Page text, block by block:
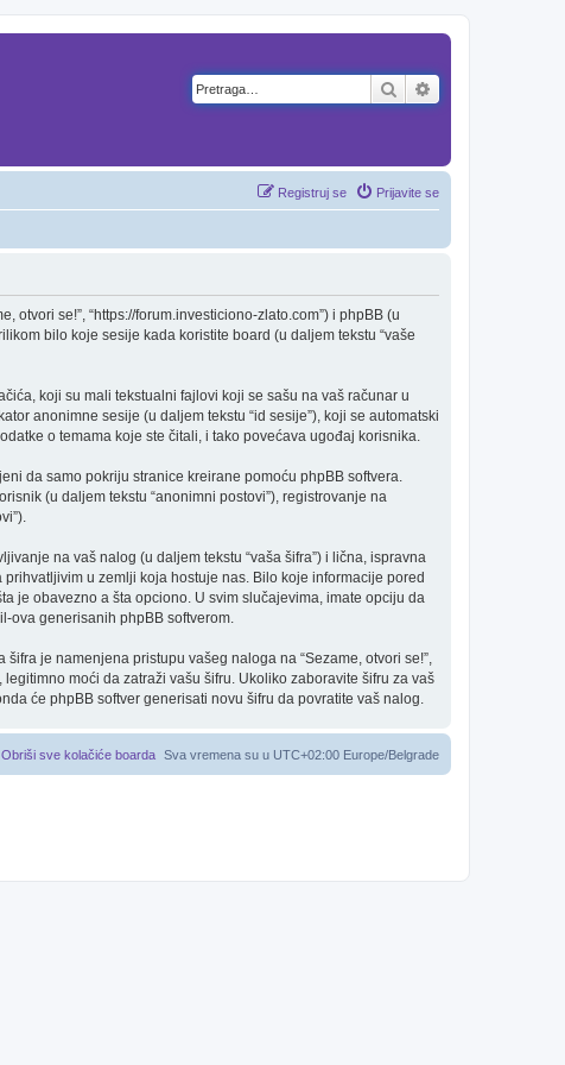
Pretraga
Prijavite se
Registruj se
otvori se!”, “https://forum.investiciono-zlato.com”) i phpBB (u
bilo koje sesije kada koristite board (u daljem tekstu “vaše
koji su mali tekstualni fajlovi koji se sašu na vaš računar u
anonimne sesije (u daljem tekstu “id sesije”), koji se automatski
o temama koje ste čitali, i tako povećava ugođaj korisnika.
da samo pokriju stranice kreirane pomoću phpBB softvera.
(u daljem tekstu “anonimni postovi”), registrovanje na
na vaš nalog (u daljem tekstu “vaša šifra”) i lična, ispravna
u zemlji koja hostuje nas. Bilo koje informacije pored
je obavezno a šta opciono. U svim slučajevima, imate opciju da
ova generisanih phpBB softverom.
je namenjena pristupu vašeg naloga na “Sezame, otvori se!”,
moći da zatraži vašu šifru. Ukoliko zaboravite šifru za vaš
će phpBB softver generisati novu šifru da povratite vaš nalog.
Sva vremena su u UTC+02:00 Europe/Belgrade
Obriši sve kolačiće boarda